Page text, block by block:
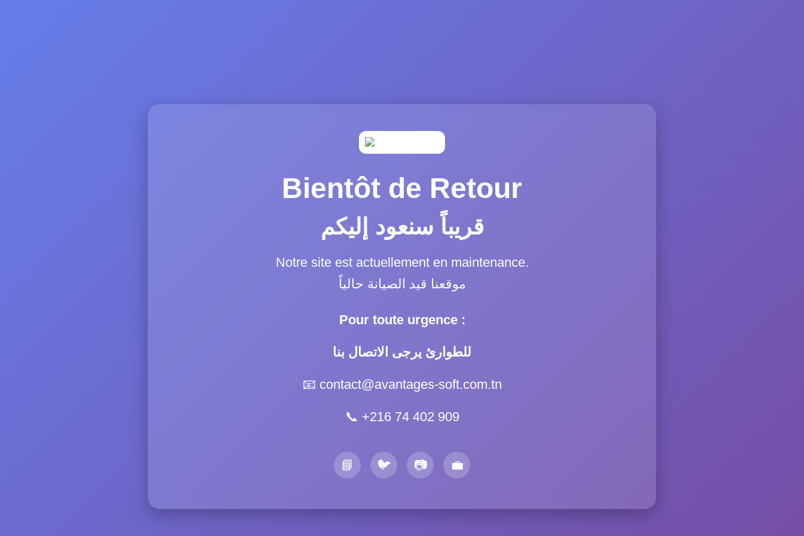
Bientôt de Retour
قريباً سنعود إليكم
Notre site est actuellement en maintenance.
موقعنا قيد الصيانة حالياً
Pour toute urgence :
للطوارئ يرجى الاتصال بنا
📧 contact@avantages-soft.com.tn
📞 +216 74 402 909
📘 🐦 📷 💼